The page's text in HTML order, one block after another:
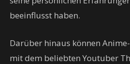
beeinflusst haben.
Darüber hinaus können
mit dem beliebten Youtuber